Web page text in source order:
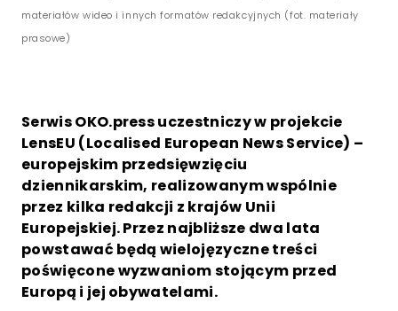
materiałów wideo i innych formatów redakcyjnych (fot. materiały
prasowe)
Serwis OKO.press uczestniczy w projekcie
LensEU (Localised European News Service) –
europejskim przedsięwzięciu
dziennikarskim, realizowanym wspólnie
przez kilka redakcji z krajów Unii
Europejskiej. Przez najbliższe dwa lata
powstawać będą wielojęzyczne treści
poświęcone wyzwaniom stojącym przed
Europą i jej obywatelami.